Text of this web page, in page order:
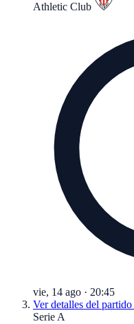
Athletic Club
vie, 14 ago · 20:45
Ver detalles del partido
Serie A